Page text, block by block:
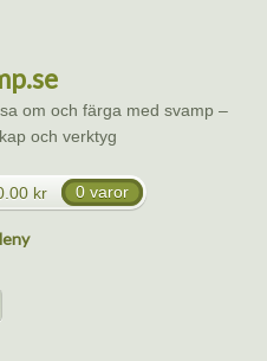
om och färga med svamp –
och verktyg
kr 0 varor